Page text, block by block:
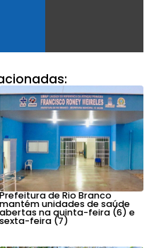
Prefeitura de Rio Branco
mantém unidades de saúde
abertas na quinta-feira (6) e
sexta-feira (7)